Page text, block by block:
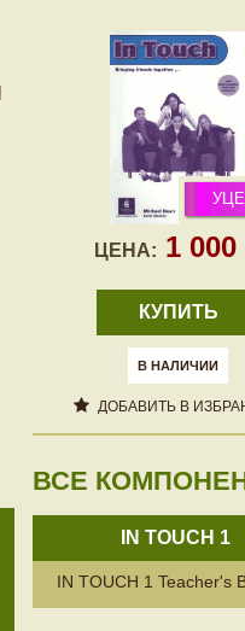
ЦЕНА: 1 000
КУПИТЬ
В НАЛИЧИИ
ДОБАВИТЬ В
ВСЕ
IN TOUCH 1
IN TOUCH 1 Teacher's